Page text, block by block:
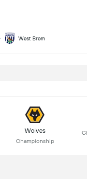
West Brom
Wolves
Championship